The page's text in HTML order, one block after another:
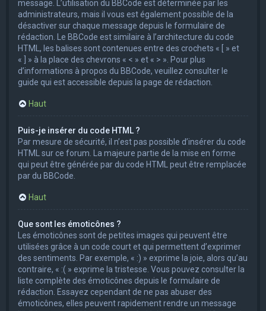
message. L’utilisation du BBCode est déterminée par les
administrateurs, mais il vous est également possible de la
désactiver sur chaque message depuis le formulaire de
rédaction. Le BBCode est similaire à l’architecture du code
HTML, les balises sont contenues entre des crochets « [ » et
« ] » à la place des chevrons « < » et « > ». Pour plus
d’informations à propos du BBCode, veuillez consulter le
guide qui est accessible depuis la page de rédaction.
Haut
Puis-je insérer du code HTML ?
Par mesure de sécurité, il n’est pas possible d’insérer du code
HTML sur ce forum. La majeure partie de la mise en forme
qui peut être générée par du code HTML peut être remplacée
par du BBCode.
Haut
Que sont les émoticônes ?
Les émoticônes sont de petites images qui peuvent être
utilisées grâce à un code court et qui permettent d’exprimer
des sentiments. Par exemple, « :) » exprime la joie, alors qu’au
contraire, « :( » exprime la tristesse. Vous pouvez consulter la
liste complète des émoticônes depuis le formulaire de
rédaction. Essayez cependant de ne pas abuser des
émoticônes, elles peuvent rapidement rendre un message